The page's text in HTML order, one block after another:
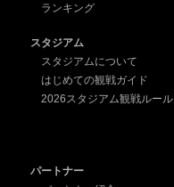
ランキング
スタジアム
スタジアムについて
はじめての観戦ガイド
2026スタジアム観戦ルール
パートナー